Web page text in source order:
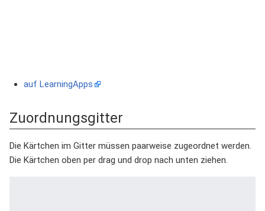
auf LearningApps
Zuordnungsgitter
Die Kärtchen im Gitter müssen paarweise zugeordnet werden.
Die Kärtchen oben per drag und drop nach unten ziehen.